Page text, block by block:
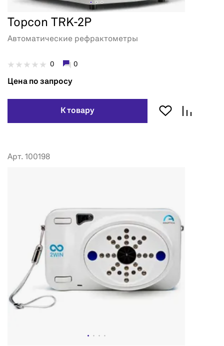
Topcon TRK-2P
Автоматические рефрактометры
0 0
Цена по запросу
К товару
Арт. 100198